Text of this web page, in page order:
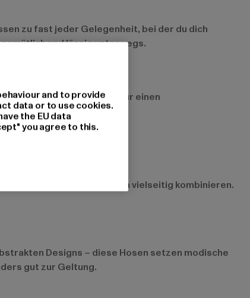
zu fast jeder Gelegenheit, bei der du dich
und lässig unterwegs.
einfarbigen Modellen für einen
Oberteil und lassen sich vielseitig kombinieren.
Designs – diese Hosen setzen modische
gut zur Geltung.
and to provide
data or to use cookies.
the EU data
you agree to this.